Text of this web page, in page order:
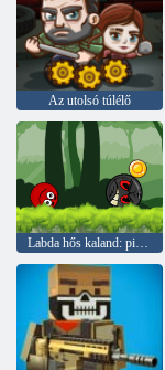
Az utolsó túlélő